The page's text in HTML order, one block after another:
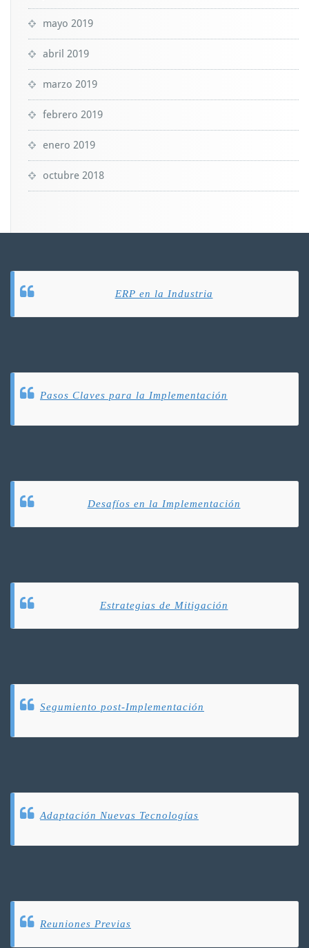
mayo 2019
abril 2019
marzo 2019
febrero 2019
enero 2019
octubre 2018
ERP en la Industria
Pasos Claves para la Implementación
Desafíos en la Implementación
Estrategias de Mitigación
Segumiento post-Implementación
Adaptación Nuevas Tecnologías
Reuniones Previas